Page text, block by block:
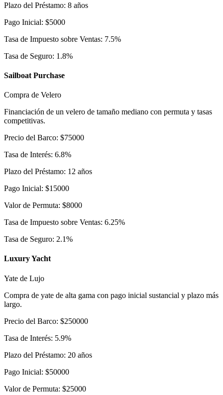
Plazo del Préstamo: 8 años
Pago Inicial: $5000
Tasa de Impuesto sobre Ventas: 7.5%
Tasa de Seguro: 1.8%
Sailboat Purchase
Compra de Velero
Financiación de un velero de tamaño mediano con permuta y tasas
competitivas.
Precio del Barco: $75000
Tasa de Interés: 6.8%
Plazo del Préstamo: 12 años
Pago Inicial: $15000
Valor de Permuta: $8000
Tasa de Impuesto sobre Ventas: 6.25%
Tasa de Seguro: 2.1%
Luxury Yacht
Yate de Lujo
Compra de yate de alta gama con pago inicial sustancial y plazo más
largo.
Precio del Barco: $250000
Tasa de Interés: 5.9%
Plazo del Préstamo: 20 años
Pago Inicial: $50000
Valor de Permuta: $25000